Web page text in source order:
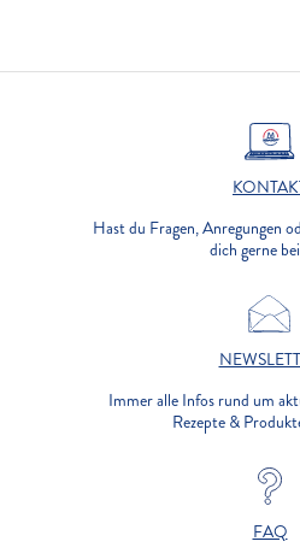
Hast du Fragen, Anregungen
dich gerne
Immer alle Infos rund um
Rezepte &
FAQ